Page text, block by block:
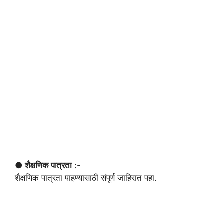
● शैक्षणिक पात्रता:-
शैक्षणिक पात्रता पाहण्यासाठी संपूर्ण जाहिरात पहा.